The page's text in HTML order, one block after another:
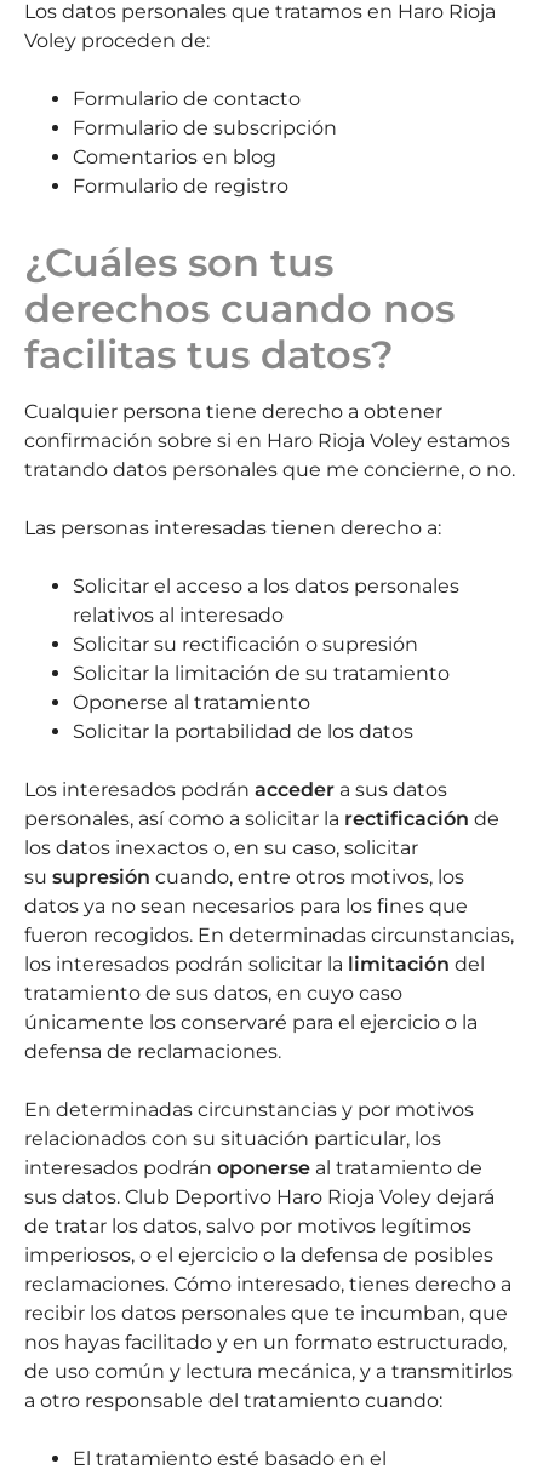
Los datos personales que tratamos en Haro Rioja
Voley proceden de:
Formulario de contacto
Formulario de subscripción
Comentarios en blog
Formulario de registro
¿Cuáles son tus
derechos cuando nos
facilitas tus datos?
Cualquier persona tiene derecho a obtener
confirmación sobre si en Haro Rioja Voley estamos
tratando datos personales que me concierne, o no.
Las personas interesadas tienen derecho a:
Solicitar el acceso a los datos personales
relativos al interesado
Solicitar su rectificación o supresión
Solicitar la limitación de su tratamiento
Oponerse al tratamiento
Solicitar la portabilidad de los datos
Los interesados podrán acceder a sus datos
personales, así como a solicitar la rectificación de
los datos inexactos o, en su caso, solicitar
su supresión cuando, entre otros motivos, los
datos ya no sean necesarios para los fines que
fueron recogidos. En determinadas circunstancias,
los interesados podrán solicitar la limitación del
tratamiento de sus datos, en cuyo caso
únicamente los conservaré para el ejercicio o la
defensa de reclamaciones.
En determinadas circunstancias y por motivos
relacionados con su situación particular, los
interesados podrán oponerse al tratamiento de
sus datos. Club Deportivo Haro Rioja Voley dejará
de tratar los datos, salvo por motivos legítimos
imperiosos, o el ejercicio o la defensa de posibles
reclamaciones. Cómo interesado, tienes derecho a
recibir los datos personales que te incumban, que
nos hayas facilitado y en un formato estructurado,
de uso común y lectura mecánica, y a transmitirlos
a otro responsable del tratamiento cuando:
El tratamiento esté basado en el